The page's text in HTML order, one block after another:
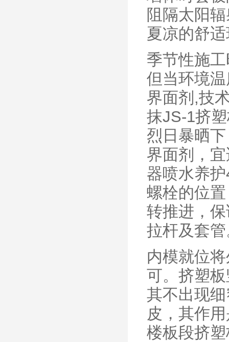
阻隔太阳
夏凉的舒
季节性施
但当环境
界面剂,技
抹JS-1挤
烈日暴晒
界面剂，
器喷水养
螺栓的位
转推进，
拉杆及套
内模就位
可。挤塑
其不出现
皮，其作
楼板段挤